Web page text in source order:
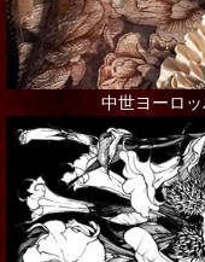
中世ヨーロ